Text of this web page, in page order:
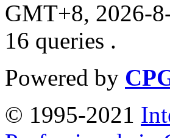
GMT+8, 2026-
16 queries .
Powered by
© 1995-2021